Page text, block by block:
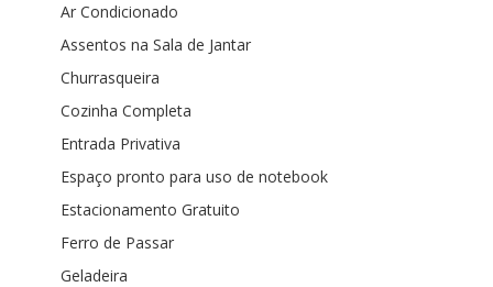
Ar Condicionado
Assentos na Sala de Jantar
Churrasqueira
Cozinha Completa
Entrada Privativa
Espaço pronto para uso de notebook
Estacionamento Gratuito
Ferro de Passar
Geladeira